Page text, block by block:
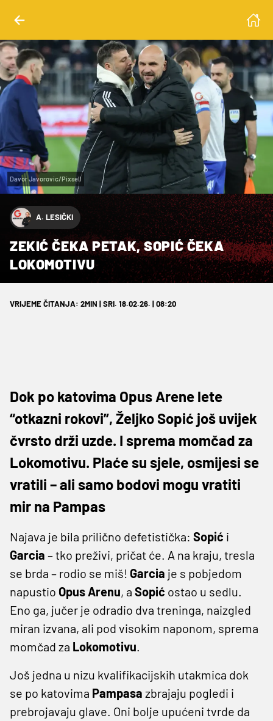
Davor Javorovic/Pixsell
A. LESIČKI
ZEKIĆ ČEKA PETAK, SOPIĆ ČEKA
LOKOMOTIVU
VRIJEME ČITANJA: 2MIN | SRI. 18.02.26. | 08:20
Dok po katovima Opus Arene lete
“otkazni rokovi”, Željko Sopić još uvijek
čvrsto drži uzde. I sprema momčad za
Lokomotivu. Plaće su sjele, osmijesi se
vratili – ali samo bodovi mogu vratiti
mir na Pampas
Najava je bila prilično defetistička: Sopić i
Garcia – tko preživi, pričat će. A na kraju, tresla
se brda – rodio se miš! Garcia je s pobjedom
napustio Opus Arenu, a Sopić ostao u sedlu.
Eno ga, jučer je odradio dva treninga, naizgled
miran izvana, ali pod visokim naponom, sprema
momčad za Lokomotivu.
Još jedna u nizu kvalifikacijskih utakmica dok
se po katovima Pampasa zbrajaju pogledi i
prebrojavaju glave. Oni bolje upućeni tvrde da